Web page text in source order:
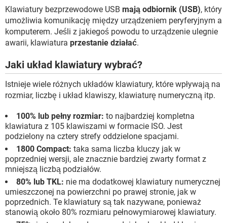
Klawiatury bezprzewodowe USB mają odbiornik (USB), który
umożliwia komunikację między urządzeniem peryferyjnym a
komputerem. Jeśli z jakiegoś powodu to urządzenie ulegnie
awarii, klawiatura przestanie działać.
Jaki układ klawiatury wybrać?
Istnieje wiele różnych układów klawiatury, które wpływają na
rozmiar, liczbę i układ klawiszy, klawiaturę numeryczną itp.
100% lub pełny rozmiar: to najbardziej kompletna
klawiatura z 105 klawiszami w formacie ISO. Jest
podzielony na cztery strefy oddzielone spacjami.
1800 Compact: taka sama liczba kluczy jak w
poprzedniej wersji, ale znacznie bardziej zwarty format z
mniejszą liczbą podziałów.
80% lub TKL: nie ma dodatkowej klawiatury numerycznej
umieszczonej na powierzchni po prawej stronie, jak w
poprzednich. Te klawiatury są tak nazywane, ponieważ
stanowią około 80% rozmiaru pełnowymiarowej klawiatury.